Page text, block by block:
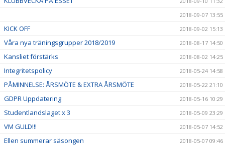
2018-09-07 13:55
KICK OFF 2018-09-02 15:13
Våra nya träningsgrupper 2018/2019 2018-08-17 14:50
Kansliet förstärks 2018-08-02 14:25
Integritetspolicy 2018-05-24 14:58
PÅMINNELSE: ÅRSMÖTE & EXTRA ÅRSMÖTE 2018-05-22 21:10
GDPR Uppdatering 2018-05-16 10:29
Studentlandslaget x 3 2018-05-09 23:29
VM GULD!!! 2018-05-07 14:52
Ellen summerar säsongen 2018-05-07 09:46